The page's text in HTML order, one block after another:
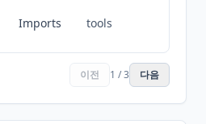
Imports tools
이전 1 / 3 다음